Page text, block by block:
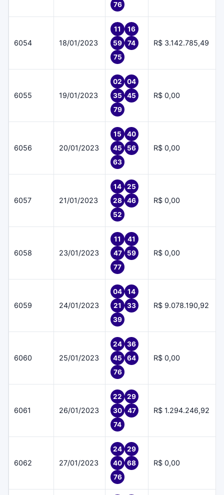
76
6054 18/01/2023
11
16
59
74
75
R$ 3.142.785,49
6055 19/01/2023
02
04
35
45
79
R$ 0,00
6056 20/01/2023
15
40
45
56
63
R$ 0,00
6057 21/01/2023
14
25
28
46
52
R$ 0,00
6058 23/01/2023
11
41
47
59
77
R$ 0,00
6059 24/01/2023
04
14
21
33
39
R$ 9.078.190,92
6060 25/01/2023
24
36
45
64
76
R$ 0,00
6061 26/01/2023
22
29
30
47
74
R$ 1.294.246,92
6062 27/01/2023
24
29
40
68
76
R$ 0,00